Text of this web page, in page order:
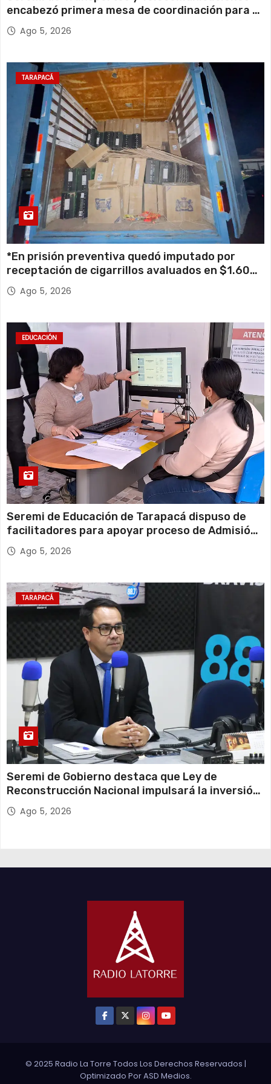
encabezó primera mesa de coordinación para el
retiro de cables en desuso en Iquique
Ago 5, 2026
TARAPACÁ
*En prisión preventiva quedó imputado por
receptación de cigarrillos avaluados en $1.600
millones*
Ago 5, 2026
EDUCACIÓN
Seremi de Educación de Tarapacá dispuso de
facilitadores para apoyar proceso de Admisión
Escolar 2027
Ago 5, 2026
TARAPACÁ
Seremi de Gobierno destaca que Ley de
Reconstrucción Nacional impulsará la inversión
y el empleo en Tarapacá
Ago 5, 2026
© 2025 Radio La Torre Todos Los Derechos Reservados |
Optimizado PorASD Medios.